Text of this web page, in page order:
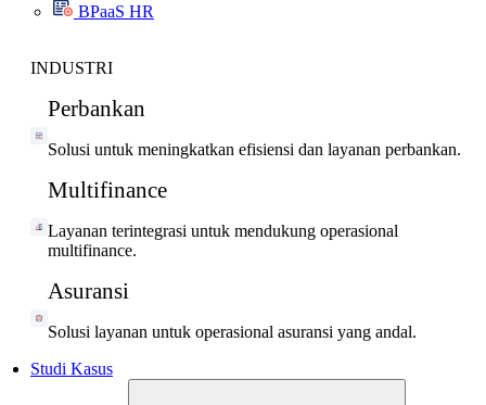
BPaaS HR
INDUSTRI
Perbankan
Solusi untuk meningkatkan efisiensi dan layanan perbankan.
Multifinance
Layanan terintegrasi untuk mendukung operasional
multifinance.
Asuransi
Solusi layanan untuk operasional asuransi yang andal.
Studi Kasus